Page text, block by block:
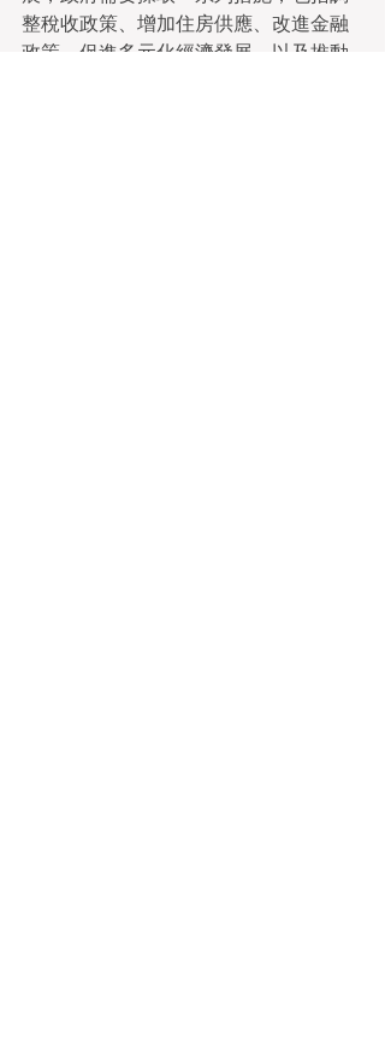
整稅收政策、增加住房供應、改進金融
政策、促進多元化經濟發展，以及推動